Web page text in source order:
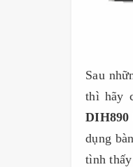
Sau
thì hãy
DIH890
dụng
tình